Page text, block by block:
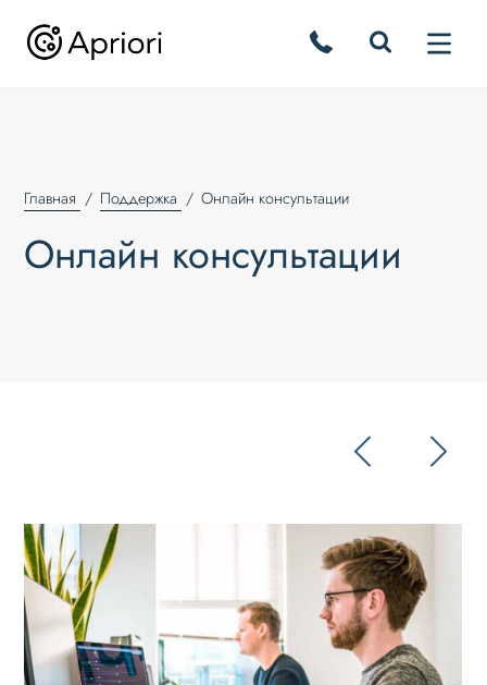
Главная Поддержка Онлайн консультации
Онлайн консультации